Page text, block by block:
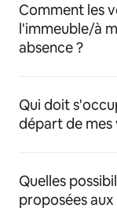
Comment les
l'immeuble/à
absence ?
Qui doit
départ de mes
Quelles
proposées